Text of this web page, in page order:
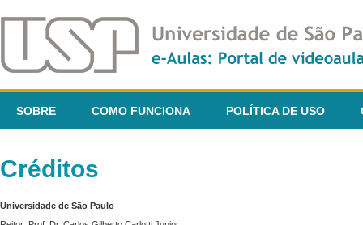
SOBRE COMO FUNCIONA POLÍTICA DE USO
Créditos
Universidade de São Paulo